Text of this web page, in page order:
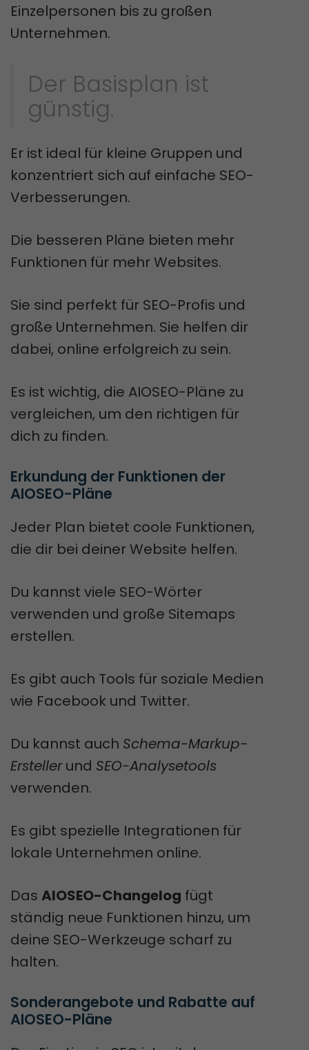
Einzelpersonen bis zu großen
Unternehmen.
Der Basisplan ist
günstig.
Er ist ideal für kleine Gruppen und
konzentriert sich auf einfache SEO-
Verbesserungen.
Die besseren Pläne bieten mehr
Funktionen für mehr Websites.
Sie sind perfekt für SEO-Profis und
große Unternehmen. Sie helfen dir
dabei, online erfolgreich zu sein.
Es ist wichtig, die AIOSEO-Pläne zu
vergleichen, um den richtigen für
dich zu finden.
Erkundung der Funktionen der
AIOSEO-Pläne
Jeder Plan bietet coole Funktionen,
die dir bei deiner Website helfen.
Du kannst viele SEO-Wörter
verwenden und große Sitemaps
erstellen.
Es gibt auch Tools für soziale Medien
wie Facebook und Twitter.
Du kannst auch Schema-Markup-
Erstellerund SEO-Analysetools
verwenden.
Es gibt spezielle Integrationen für
lokale Unternehmen online.
Das AIOSEO-Changelog fügt
ständig neue Funktionen hinzu, um
deine SEO-Werkzeuge scharf zu
halten.
Sonderangebote und Rabatte auf
AIOSEO-Pläne